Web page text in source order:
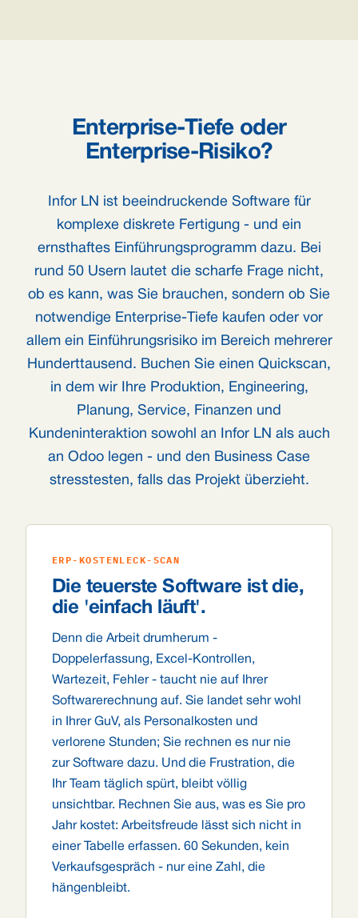
Enterprise-Tiefe oder
Enterprise-Risiko?
Infor LN ist beeindruckende Software für
komplexe diskrete Fertigung - und ein
ernsthaftes Einführungsprogramm dazu. Bei
rund 50 Usern lautet die scharfe Frage nicht,
ob es kann, was Sie brauchen, sondern ob Sie
notwendige Enterprise-Tiefe kaufen oder vor
allem ein Einführungsrisiko im Bereich mehrerer
Hunderttausend. Buchen Sie einen Quickscan,
in dem wir Ihre Produktion, Engineering,
Planung, Service, Finanzen und
Kundeninteraktion sowohl an Infor LN als auch
an Odoo legen - und den Business Case
stresstesten, falls das Projekt überzieht.
ERP-KOSTENLECK-SCAN
Die teuerste Software ist die,
die 'einfach läuft'.
Denn die Arbeit drumherum -
Doppelerfassung, Excel-Kontrollen,
Wartezeit, Fehler - taucht nie auf Ihrer
Softwarerechnung auf. Sie landet sehr wohl
in Ihrer GuV, als Personalkosten und
verlorene Stunden; Sie rechnen es nur nie
zur Software dazu. Und die Frustration, die
Ihr Team täglich spürt, bleibt völlig
unsichtbar. Rechnen Sie aus, was es Sie pro
Jahr kostet: Arbeitsfreude lässt sich nicht in
einer Tabelle erfassen. 60 Sekunden, kein
Verkaufsgespräch - nur eine Zahl, die
hängenbleibt.